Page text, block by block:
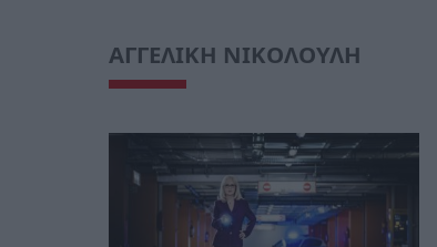
ΑΓΓΕΛΙΚΗ ΝΙΚΟΛΟΥΛΗ